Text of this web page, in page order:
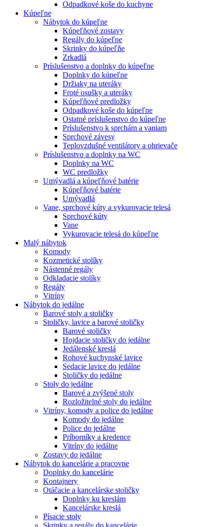
Odpadkové koše do kuchyne
Kúpeľne
Nábytok do kúpeľne
Kúpeľňové zostavy
Regály do kúpeľne
Skrinky do kúpeľňe
Zrkadlá
Príslušenstvo a doplnky do kúpeľne
Doplnky do kúpeľne
Držiaky na uteráky
Froté osušky a uteráky
Kúpeľňové predložky
Odpadkové koše do kúpeľne
Ostatné príslušenstvo do kúpeľne
Príslušenstvo k sprchám a vaniam
Sprchové závesy
Teplovzdušné ventilátory a ohrievače
Príslušenstvo a doplnky na WC
Doplnky na WC
WC predložky
Umývadlá a kúpeľňové batérie
Kúpeľňové batérie
Umývadlá
Vane, sprchové kúty a vykurovacie telesá
Sprchové kúty
Vane
Vykurovacie telesá do kúpeľne
Malý nábytok
Komody
Kozmetické stolíky
Nástenné regály
Odkladacie stolíky
Regály
Vitríny
Nábytok do jedálne
Barové stoly a stoličky
Stoličky, lavice a barové stoličky
Barové stoličky
Hojdacie stoličky do jedálne
Jedálenské kreslá
Rohové kuchynské lavice
Sedacie lavice do jedálne
Stoličky do jedálne
Stoly do jedálne
Barové a zvýšené stoly
Rozložitelné stoly do jedálne
Vitríny, komody a police do jedálne
Komody do jedálne
Police do jedálne
Príborníky a kredence
Vitríny do jedálne
Zostavy do jedálne
Nábytok do kancelárie a pracovne
Doplnky do kancelárie
Kontajnery
Otáčacie a kancelárske stoličky
Doplnky ku kreslám
Kancelárske kreslá
Písacie stoly
Skrinky a regály do kancelárie